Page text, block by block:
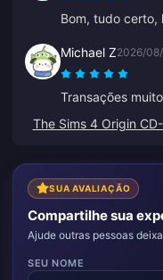
Bom, tudo certo,
Michael Z2026/
Transações
The Sims 4 Origin
SUA AVALIAÇÃO
Compartilhe sua
Ajude outras pessoas
SEU NOME